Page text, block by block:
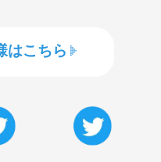
はこちら